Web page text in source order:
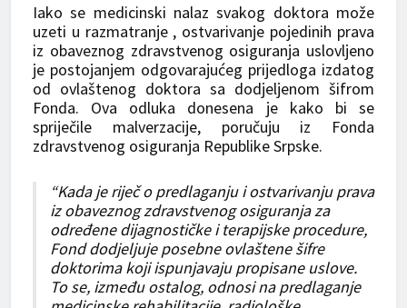
Iako se medicinski nalaz svakog doktora može
uzeti u razmatranje , ostvarivanje pojedinih prava
iz obaveznog zdravstvenog osiguranja uslovljeno
je postojanjem odgovarajućeg prijedloga izdatog
od ovlaštenog doktora sa dodjeljenom šifrom
Fonda. Ova odluka donesena je kako bi se
spriječile malverzacije, poručuju iz Fonda
zdravstvenog osiguranja Republike Srpske.
“Kada je riječ o predlaganju i ostvarivanju prava
iz obaveznog zdravstvenog osiguranja za
određene dijagnostičke i terapijske procedure,
Fond dodjeljuje posebne ovlaštene šifre
doktorima koji ispunjavaju propisane uslove.
To se, između ostalog, odnosi na predlaganje